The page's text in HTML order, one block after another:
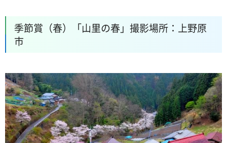
季節賞（春）「山里の春」撮影場所：上野原
市